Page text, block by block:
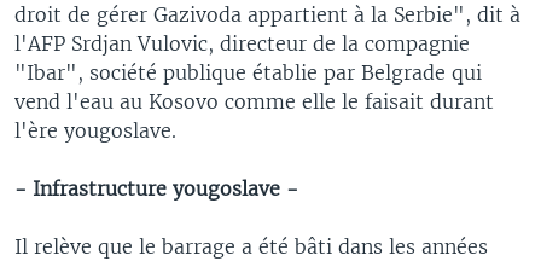
droit de gérer Gazivoda appartient à la Serbie", dit à
l'AFP Srdjan Vulovic, directeur de la compagnie
"Ibar", société publique établie par Belgrade qui
vend l'eau au Kosovo comme elle le faisait durant
l'ère yougoslave.
- Infrastructure yougoslave -
Il relève que le barrage a été bâti dans les années